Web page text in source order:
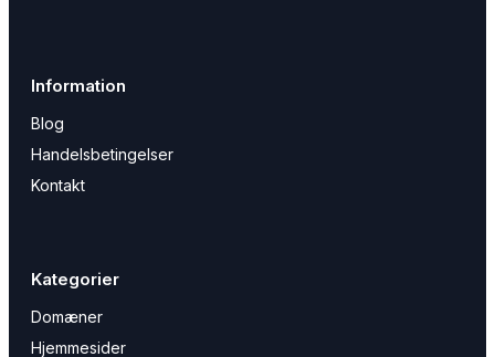
Information
Blog
Handelsbetingelser
Kontakt
Kategorier
Domæner
Hjemmesider